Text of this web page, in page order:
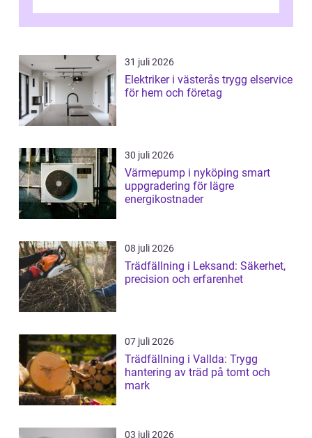
...
31 juli 2026
Elektriker i västerås trygg elservice
för hem och företag
30 juli 2026
Värmepump i nyköping smart
uppgradering för lägre
energikostnader
08 juli 2026
Trädfällning i Leksand: Säkerhet,
precision och erfarenhet
07 juli 2026
Trädfällning i Vallda: Trygg
hantering av träd på tomt och
mark
03 juli 2026